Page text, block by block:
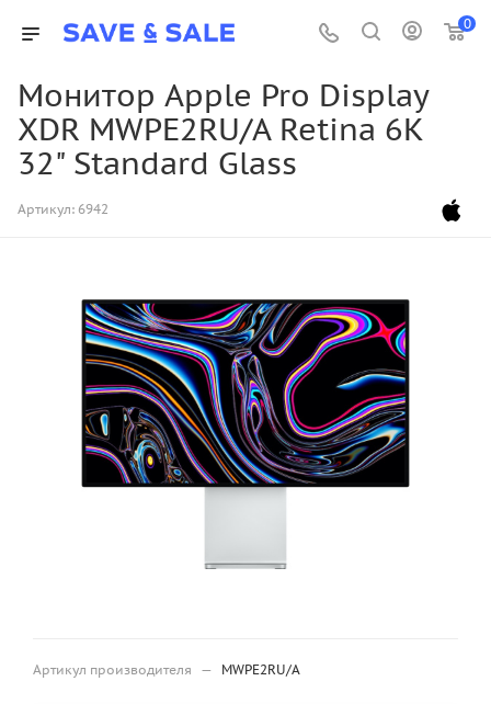
0
Монитор Apple Pro Display
XDR MWPE2RU/A Retina 6K
32" Standard Glass
Артикул: 6942
Артикул производителя — MWPE2RU/A